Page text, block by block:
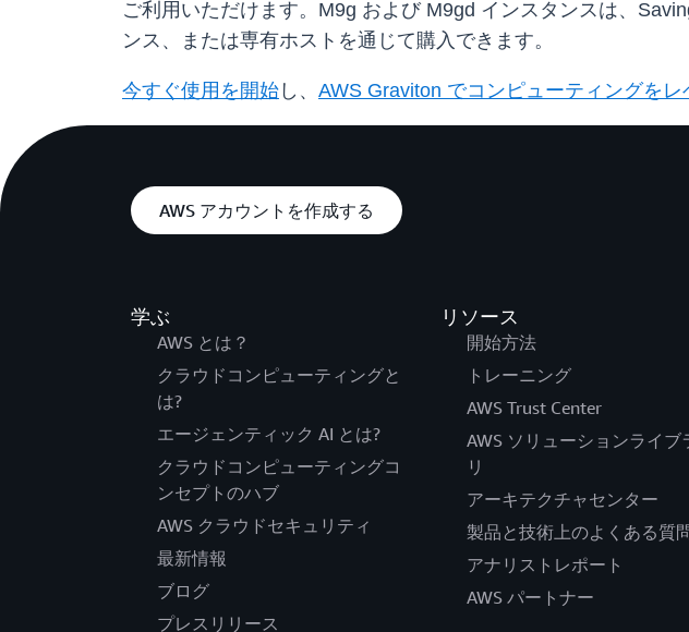
ご利用いただけます。M9g および M9gd インスタンスは、
ンス、または専有ホストを通じて購入できます。
今すぐ使用を開始 し、 AWS Graviton でコンピューティングをレ
AWS アカウントを作成する
学ぶ
AWS とは？
クラウドコンピューティングと
は?
エージェンティック AI とは?
クラウドコンピューティングコ
ンセプトのハブ
AWS クラウドセキュリティ
最新情報
ブログ
プレスリリース
リソース
開始方法
トレーニング
AWS Trust Center
AWS ソリューションライブ
リ
アーキテクチャセンター
製品と技術上のよくある質
アナリストレポート
AWS パートナー